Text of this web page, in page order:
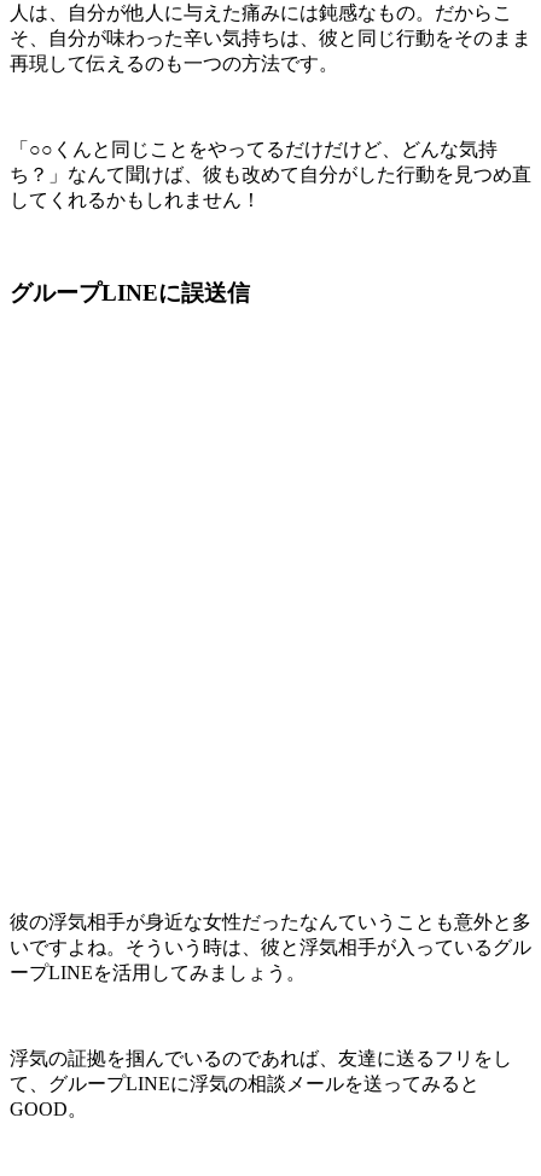
人は、自分が他人に与えた痛みには鈍感なもの。 だからこ
そ、自分が味わった辛い気持ちは、 彼と同じ行動をそのまま
再現 して伝えるのも一つの方法です。
「○○くんと同じことをやってるだけだけど、どんな気持
ち？」なんて聞けば、彼も改めて自分がした行動を見つめ直
してくれるかもしれません！
グループLINEに誤送信
彼の浮気相手が身近な女性だったなんていうことも意外と多
いですよね。そういう時は、彼と浮気相手が入っているグル
ープLINEを活用してみましょう。
浮気の証拠を掴んでいるのであれば、友達に送るフリをし
て、グループLINEに浮気の相談メールを送ってみると
GOOD。